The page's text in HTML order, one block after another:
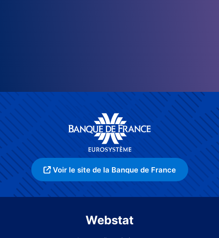
Voir le site de la Banque de France
Webstat